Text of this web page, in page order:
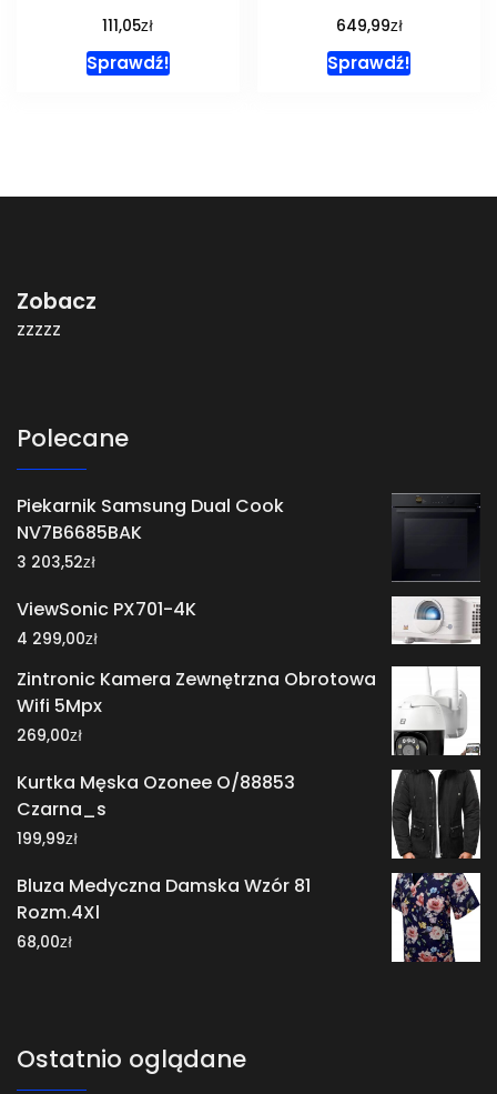
111,05zł
Sprawdź!
649,99zł
Sprawdź!
Zobacz
zzzzz
Polecane
Piekarnik Samsung Dual Cook
NV7B6685BAK
3 203,52zł
ViewSonic PX701-4K
4 299,00zł
Zintronic Kamera Zewnętrzna Obrotowa
Wifi 5Mpx
269,00zł
Kurtka Męska Ozonee O/88853
Czarna_s
199,99zł
Bluza Medyczna Damska Wzór 81
Rozm.4Xl
68,00zł
Ostatnio oglądane